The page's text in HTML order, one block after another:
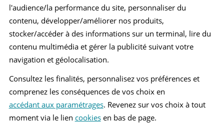
Vous recherchez une
l'audience/la performance du site, personnaliser du
contenu, développer/améliorer nos produits,
stocker/accéder à des informations sur un terminal, lire du
contenu multimédia et gérer la publicité suivant votre
navigation et géolocalisation.
Consultez les finalités, personnalisez vos préférences et
comprenez les conséquences de vos choix en
accédant aux paramétrages. Revenez sur vos choix à tout
moment via le lien cookiesen bas de page.